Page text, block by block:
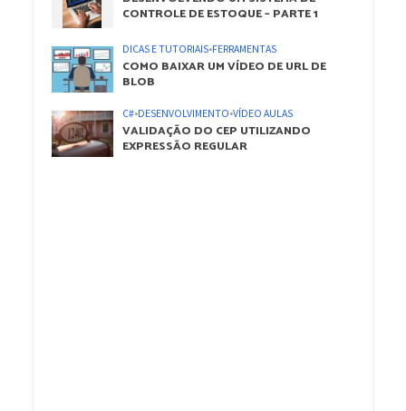
CONTROLE DE ESTOQUE – PARTE 1
DICAS E TUTORIAIS•FERRAMENTAS
COMO BAIXAR UM VÍDEO DE URL DE
BLOB
C#•DESENVOLVIMENTO•VÍDEO AULAS
VALIDAÇÃO DO CEP UTILIZANDO
EXPRESSÃO REGULAR